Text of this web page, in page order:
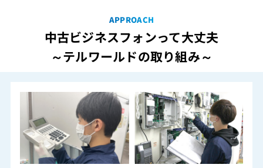
APPROACH
中古ビジネスフォンって大丈夫
～テルワールドの取り組み～